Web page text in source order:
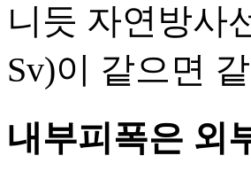
니듯 자연방사
Sv)이 같으면
내부피폭은 외